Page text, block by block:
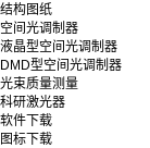
结构图纸
空间光调制器
液晶型空间光调制器
DMD型空间光调制器
光束质量测量
科研激光器
软件下载
图标下载